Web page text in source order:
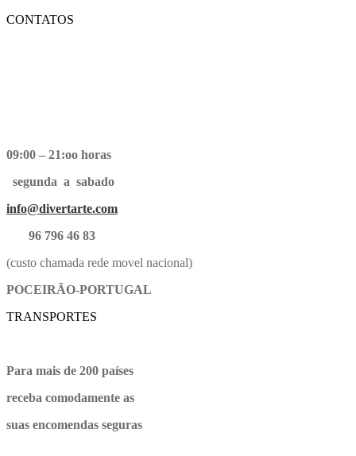
CONTATOS
09:00 – 21:oo horas
segunda a sabado
info@divertarte.com
96 796 46 83
(custo chamada rede movel nacional)
POCEIRÃO-PORTUGAL
TRANSPORTES
Para mais de 200 países
receba comodamente as
suas encomendas seguras